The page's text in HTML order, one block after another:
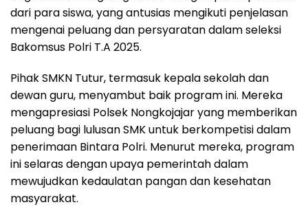
dari para siswa, yang antusias mengikuti penjelasan
mengenai peluang dan persyaratan dalam seleksi
Bakomsus Polri T.A 2025.
Pihak SMKN Tutur, termasuk kepala sekolah dan
dewan guru, menyambut baik program ini. Mereka
mengapresiasi Polsek Nongkojajar yang memberikan
peluang bagi lulusan SMK untuk berkompetisi dalam
penerimaan Bintara Polri. Menurut mereka, program
ini selaras dengan upaya pemerintah dalam
mewujudkan kedaulatan pangan dan kesehatan
masyarakat.